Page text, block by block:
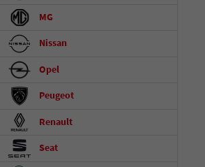
MG
Nissan
Opel
Peugeot
Renault
Seat